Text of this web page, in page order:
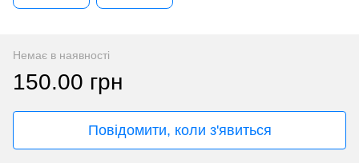
Немає в наявності
150.00 грн
Повідомити, коли з'явиться